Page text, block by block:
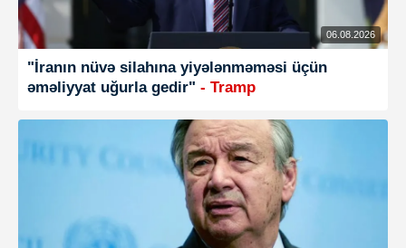
06.08.2026
"İranın nüvə silahına yiyələnməməsi üçün
əməliyyat uğurla gedir" - Tramp